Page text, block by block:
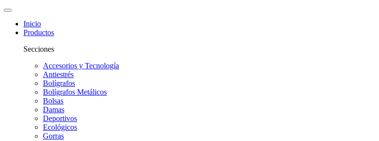
Inicio
Productos
Secciones
Accesorios y Tecnología
Antiestrés
Bolígrafos
Bolígrafos Metálicos
Bolsas
Damas
Deportivos
Ecológicos
Gorras